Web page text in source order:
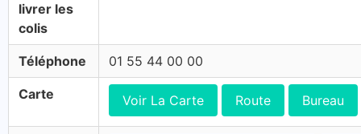
livrer les
colis
Téléphone 01 55 44 00 00
Carte Voir La Carte Route Bureau